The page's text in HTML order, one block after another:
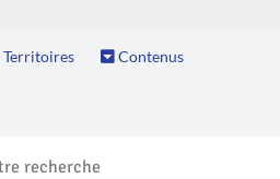
Territoires Contenus